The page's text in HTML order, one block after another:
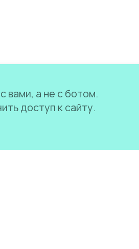
вами, а не с ботом.
доступ к сайту.